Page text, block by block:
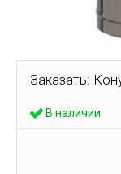
Заказать:
В наличии